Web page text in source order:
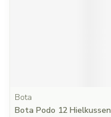
Bota
Bota Podo 12 Hielkussen